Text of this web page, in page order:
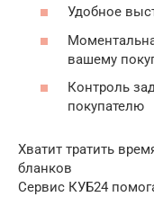
Удобное
вашему
Контроль
покупателю
Хватит тратить
бланков
Сервис КУБ24